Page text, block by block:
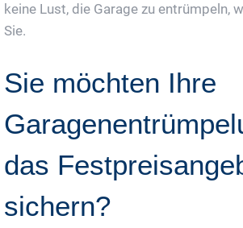
keine Lust, die Garage zu entrümpeln,
Sie.
Sie möchten Ihre
das
sichern?